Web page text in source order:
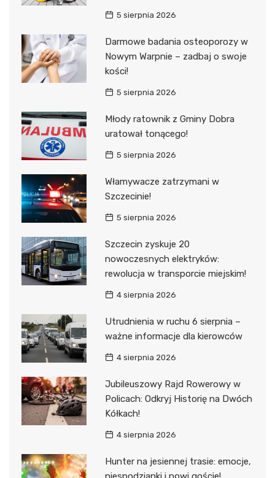
5 sierpnia 2026
Darmowe badania osteoporozy w
Nowym Warpnie – zadbaj o swoje
kości!
5 sierpnia 2026
Młody ratownik z Gminy Dobra
uratował tonącego!
5 sierpnia 2026
Włamywacze zatrzymani w
Szczecinie!
5 sierpnia 2026
Szczecin zyskuje 20
nowoczesnych elektryków:
rewolucja w transporcie miejskim!
4 sierpnia 2026
Utrudnienia w ruchu 6 sierpnia –
ważne informacje dla kierowców
4 sierpnia 2026
Jubileuszowy Rajd Rowerowy w
Policach: Odkryj Historię na Dwóch
Kółkach!
4 sierpnia 2026
Hunter na jesiennej trasie: emocje,